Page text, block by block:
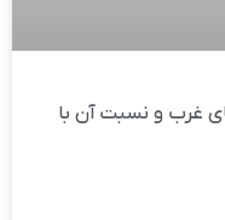
غرب و نسبت آن با